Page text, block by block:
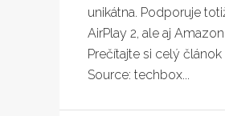
unikátna. Podporuje
AirPlay 2, ale aj
Prečítajte si celý článok
Source: techbox...